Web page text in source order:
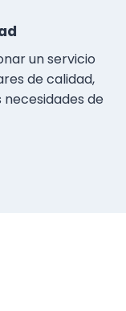
un servicio
de calidad,
de